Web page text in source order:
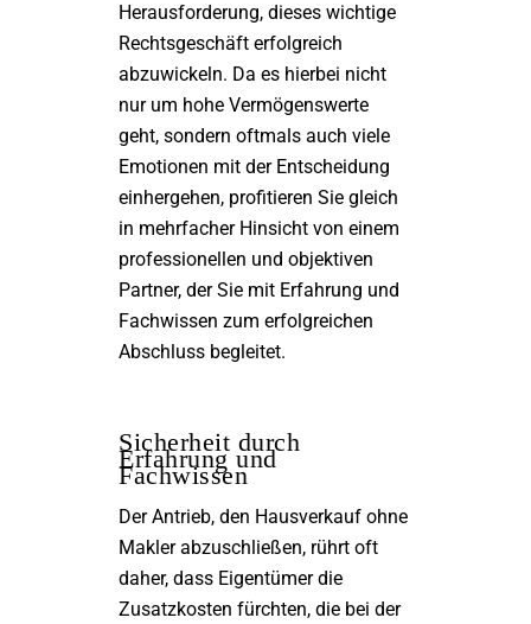
Herausforderung, dieses wichtige
Rechtsgeschäft erfolgreich
abzuwickeln. Da es hierbei nicht
nur um hohe Vermögenswerte
geht, sondern oftmals auch viele
Emotionen mit der Entscheidung
einhergehen, profitieren Sie gleich
in mehrfacher Hinsicht von einem
professionellen und objektiven
Partner, der Sie mit Erfahrung und
Fachwissen zum erfolgreichen
Abschluss begleitet.
Sicherheit durch
Erfahrung und
Fachwissen
Der Antrieb, den Hausverkauf ohne
Makler abzuschließen, rührt oft
daher, dass Eigentümer die
Zusatzkosten fürchten, die bei der